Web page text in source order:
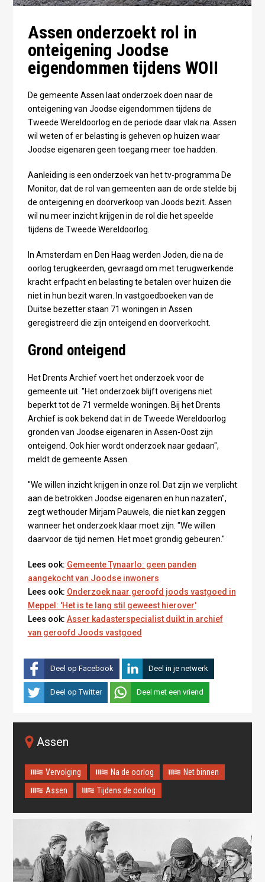
Assen onderzoekt rol in
onteigening Joodse
eigendommen tijdens WOII
De gemeente Assen laat onderzoek doen naar de
onteigening van Joodse eigendommen tijdens de
Tweede Wereldoorlog en de periode daar vlak na. Assen
wil weten of er belasting is geheven op huizen waar
Joodse eigenaren geen toegang meer toe hadden.
Aanleiding is een onderzoek van het tv-programma De
Monitor, dat de rol van gemeenten aan de orde stelde bij
de onteigening en doorverkoop van Joods bezit. Assen
wil nu meer inzicht krijgen in de rol die het speelde
tijdens de Tweede Wereldoorlog.
In Amsterdam en Den Haag werden Joden, die na de
oorlog terugkeerden, gevraagd om met terugwerkende
kracht erfpacht en belasting te betalen over huizen die
niet in hun bezit waren. In vastgoedboeken van de
Duitse bezetter staan 71 woningen in Assen
geregistreerd die zijn onteigend en doorverkocht.
Grond onteigend
Het Drents Archief voert het onderzoek voor de
gemeente uit. "Het onderzoek blijft overigens niet
beperkt tot de 71 vermelde woningen. Bij het Drents
Archief is ook bekend dat in de Tweede Wereldoorlog
gronden van Joodse eigenaren in Assen-Oost zijn
onteigend. Ook hier wordt onderzoek naar gedaan",
meldt de gemeente Assen.
"We willen inzicht krijgen in onze rol. Dat zijn we verplicht
aan de betrokken Joodse eigenaren en hun nazaten",
zegt wethouder Mirjam Pauwels, die niet kan zeggen
wanneer het onderzoek klaar moet zijn. "We willen
daarvoor de tijd nemen. Het moet grondig gebeuren."
Lees ook: Gemeente Tynaarlo: geen panden
aangekocht van Joodse inwoners
Lees ook: Onderzoek naar geroofd joods vastgoed in
Meppel: 'Het is te lang stil geweest hierover'
Lees ook: Asser kadasterspecialist duikt in archief
van geroofd Joods vastgoed
Deel op Facebook Deel in je netwerk
Deel op Twitter Deel met een vriend
Assen
Vervolging Na de oorlog
Net binnen
Assen
Tijdens de oorlog